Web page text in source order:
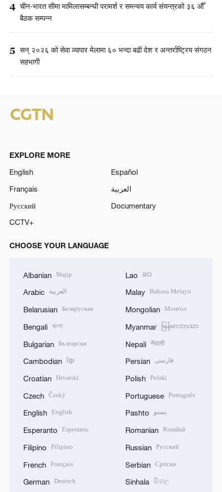
4 चीन-भारत सीमा मामिलासम्बन्धी परामर्श र समन्वय कार्य संयन्त्रको ३६ औँ
बैठक सम्पन्न
5 सन् २०२६ को सेवा व्यापार मेलामा ६० भन्दा बढी देश र अन्तर्राष्ट्रिय संगठन
सहभागी
EXPLORE MORE
English
Español
Français
العربية
Русский
Documentary
CCTV+
CHOOSE YOUR LANGUAGE
Albanian Shqip
Arabic العربية
Belarusian Беларуская
Bengali বাংলা
Bulgarian Български
Cambodian ខ្មែរ
Croatian Hrvatski
Czech Český
English English
Esperanto Esperanto
Filipino Filipino
French Français
German Deutsch
Lao ລາວ
Malay Bahasa Melayu
Mongolian Монгол
Myanmar မြန်မာဘာသာ
Nepali नेपाली
Persian فارسی
Polish Polski
Portuguese Português
Pashto پښتو
Romanian Română
Russian Русский
Serbian Српски
Sinhala සිංහල